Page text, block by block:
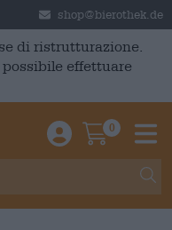
shop@bierothek.de
di ristrutturazione.
effettuare
Einloggen /
0